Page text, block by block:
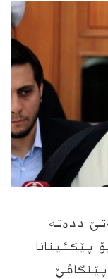
رۆژ مووله‌تێ دده‌ته‌